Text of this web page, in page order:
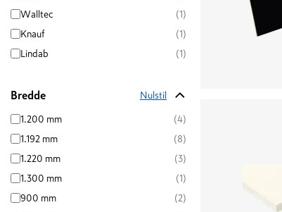
Walltec
(1)
Knauf
(1)
Lindab
(1)
Bredde Nulstil
1.200 mm
(4)
1.192 mm
(8)
1.220 mm
(3)
1.300 mm
(1)
900 mm
(2)